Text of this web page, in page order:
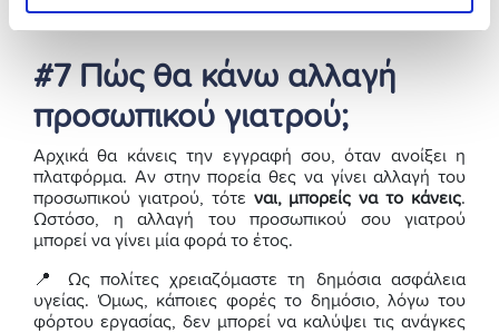
Με ιδιωτικήασφάλεια υγείας παιδιού
#7 Πώς θα κάνω αλλαγή
προσωπικού γιατρού;
Αρχικά θα κάνεις την εγγραφή σου, όταν ανοίξει η
πλατφόρμα. Αν στην πορεία θες να γίνει αλλαγή του
προσωπικού γιατρού, τότε ναι, μπορείς να το κάνεις.
Ωστόσο, η αλλαγή του προσωπικού σου γιατρού
μπορεί να γίνει μία φορά το έτος.
📍 Ως πολίτες χρειαζόμαστε τη δημόσια ασφάλεια
υγείας. Όμως, κάποιες φορές το δημόσιο, λόγω του
φόρτου εργασίας, δεν μπορεί να καλύψει τις ανάγκες